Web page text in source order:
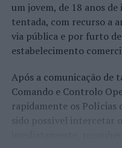
um jovem, de 18 anos
tentada, com recurso a
via pública e por furto
estabelecimento
Após a comunicação de
Comando e Controlo
rapidamente os Polícias
sido possível intercetar